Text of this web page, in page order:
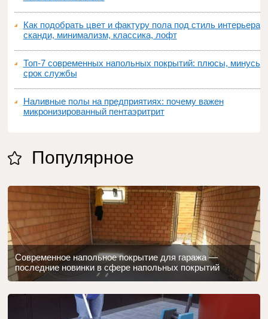
Как подобрать цвет и фактуру пола под стиль интерьера:
сканди, минимализм, классика, лофт
Топ‑7 современных напольных покрытий: плюсы, минусы,
срок службы
Наливные полы на предприятиях: почему важен
микронизированный пентаэритрит
Популярное
Современное напольное покрытие для гаража —
последние новинки в сфере напольных покрытий